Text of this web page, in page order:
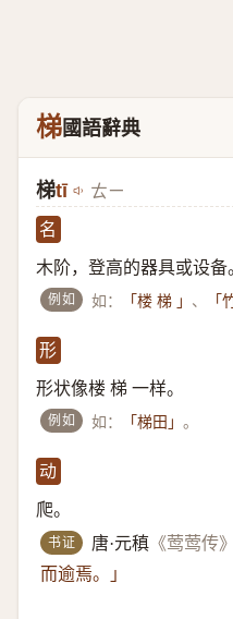
梯國語辭典
梯tī ㄊㄧ
名
木阶，登高的器具或设备。
例如 如： 「楼 梯 」 、 「
形
形状像楼 梯 一样。
例如 如： 「梯田」。
动
爬。
书证 唐·元稹 《莺莺传》
而逾焉。」